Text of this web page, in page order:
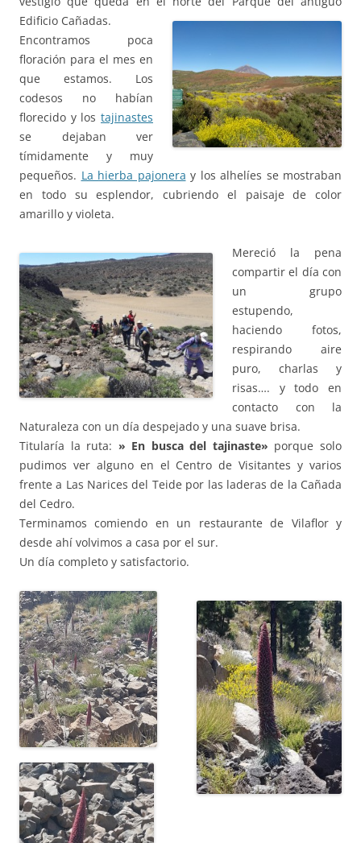
Edificio Cañadas.
Encontramos poca
floración para el mes en
que estamos. Los
codesos no habían
florecido y los tajinastes
se dejaban ver
tímidamente y muy
pequeños. La hierba pajonera y los alhelíes se mostraban
en todo su esplendor, cubriendo el paisaje de color
amarillo y violeta.
Mereció la pena
compartir el día con
un grupo
estupendo,
haciendo fotos,
respirando aire
puro, charlas y
risas…. y todo en
contacto con la
Naturaleza con un día despejado y una suave brisa.
Titularía la ruta: » En busca del tajinaste» porque solo
pudimos ver alguno en el Centro de Visitantes y varios
frente a Las Narices del Teide por las laderas de la Cañada
del Cedro.
Terminamos comiendo en un restaurante de Vilaflor y
desde ahí volvimos a casa por el sur.
Un día completo y satisfactorio.